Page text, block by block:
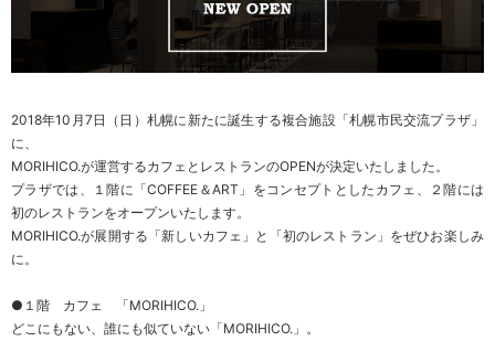
2018年10月7日（日）札幌に新たに誕生する複合施設「札幌市民交流プラザ」
に、
MORIHICO.が運営するカフェとレストランのOPENが決定いたしました。
プラザでは、１階に「COFFEE＆ART」をコンセプトとしたカフェ、２階には
初のレストランをオープンいたします。
MORIHICO.が展開する「新しいカフェ」と「初のレストラン」をぜひお楽しみ
に。
●１階 カフェ 「MORIHICO.」
どこにもない、誰にも似ていない「MORIHICO.」。